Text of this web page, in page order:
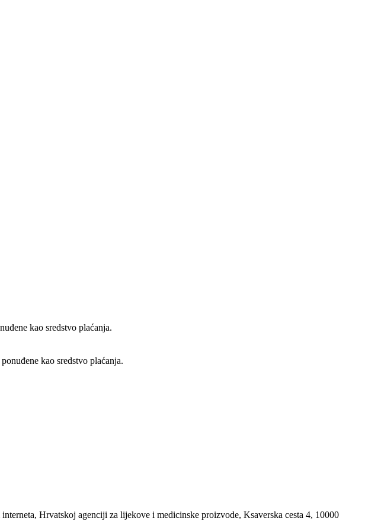
kao sredstvo plaćanja.
kao sredstvo plaćanja.
Hrvatskoj agenciji za lijekove i medicinske proizvode, Ksaverska cesta 4, 10000